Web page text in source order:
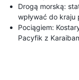
Drogą morską:
wpływać do
Pociągiem:
Pacyfik z